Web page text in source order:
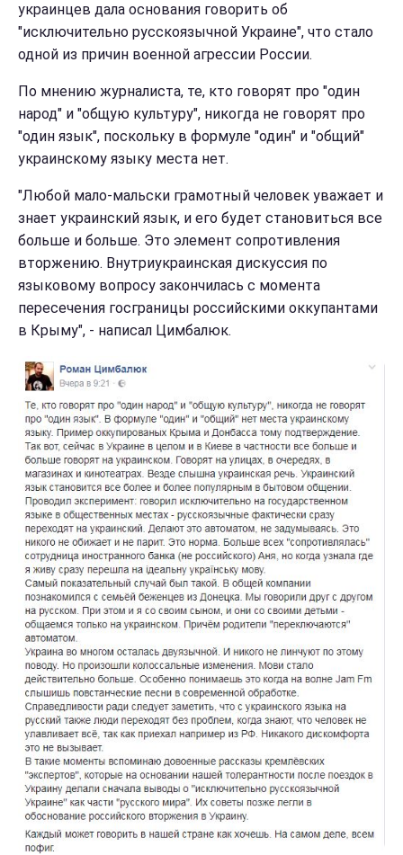
украинцев дала основания говорить об
"исключительно русскоязычной Украине", что стало
одной из причин военной агрессии России.
По мнению журналиста, те, кто говорят про "один
народ" и "общую культуру", никогда не говорят про
"один язык", поскольку в формуле "один" и "общий"
украинскому языку места нет.
"Любой мало-мальски грамотный человек уважает и
знает украинский язык, и его будет становиться все
больше и больше. Это элемент сопротивления
вторжению. Внутриукраинская дискуссия по
языковому вопросу закончилась с момента
пересечения госграницы российскими оккупантами
в Крыму", - написал Цимбалюк.